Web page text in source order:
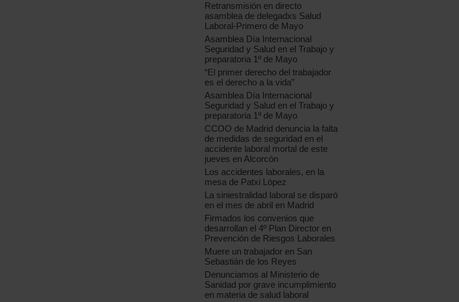
Retransmisión en directo
asamblea de delegadxs Salud
Laboral-Primero de Mayo
Asamblea Día Internacional
Seguridad y Salud en el Trabajo y
preparatoria 1º de Mayo
“El primer derecho del trabajador
es el derecho a la vida”
Asamblea Día Internacional
Seguridad y Salud en el Trabajo y
preparatoria 1º de Mayo
CCOO de Madrid denuncia la falta
de medidas de seguridad en el
accidente laboral mortal de este
jueves en Alcorcón
Los accidentes laborales, en la
mesa de Patxi López
La siniestralidad laboral se disparó
en el mes de abril en Madrid
Firmados los convenios que
desarrollan el 4º Plan Director en
Prevención de Riesgos Laborales
Muere un trabajador en San
Sebastián de los Reyes
Denunciamos al Ministerio de
Sanidad por grave incumplimiento
en materia de salud laboral